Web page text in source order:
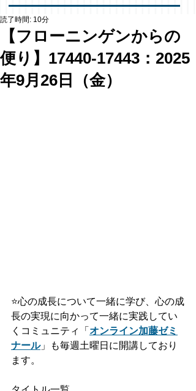
【フローニンゲンからの
便り】17440-17443：2025
年9月26日（金）
読了時間: 10分
⭐️心の成長について一緒に学び、心の成
長の実現に向かって一緒に実践してい
くコミュニティ「 オンライン加藤ゼミ
ナール」も毎週土曜日に開講しており
ます。